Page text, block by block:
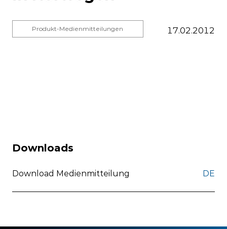
Produkt-Medienmitteilungen 17.02.2012
Downloads
Download Medienmitteilung DE